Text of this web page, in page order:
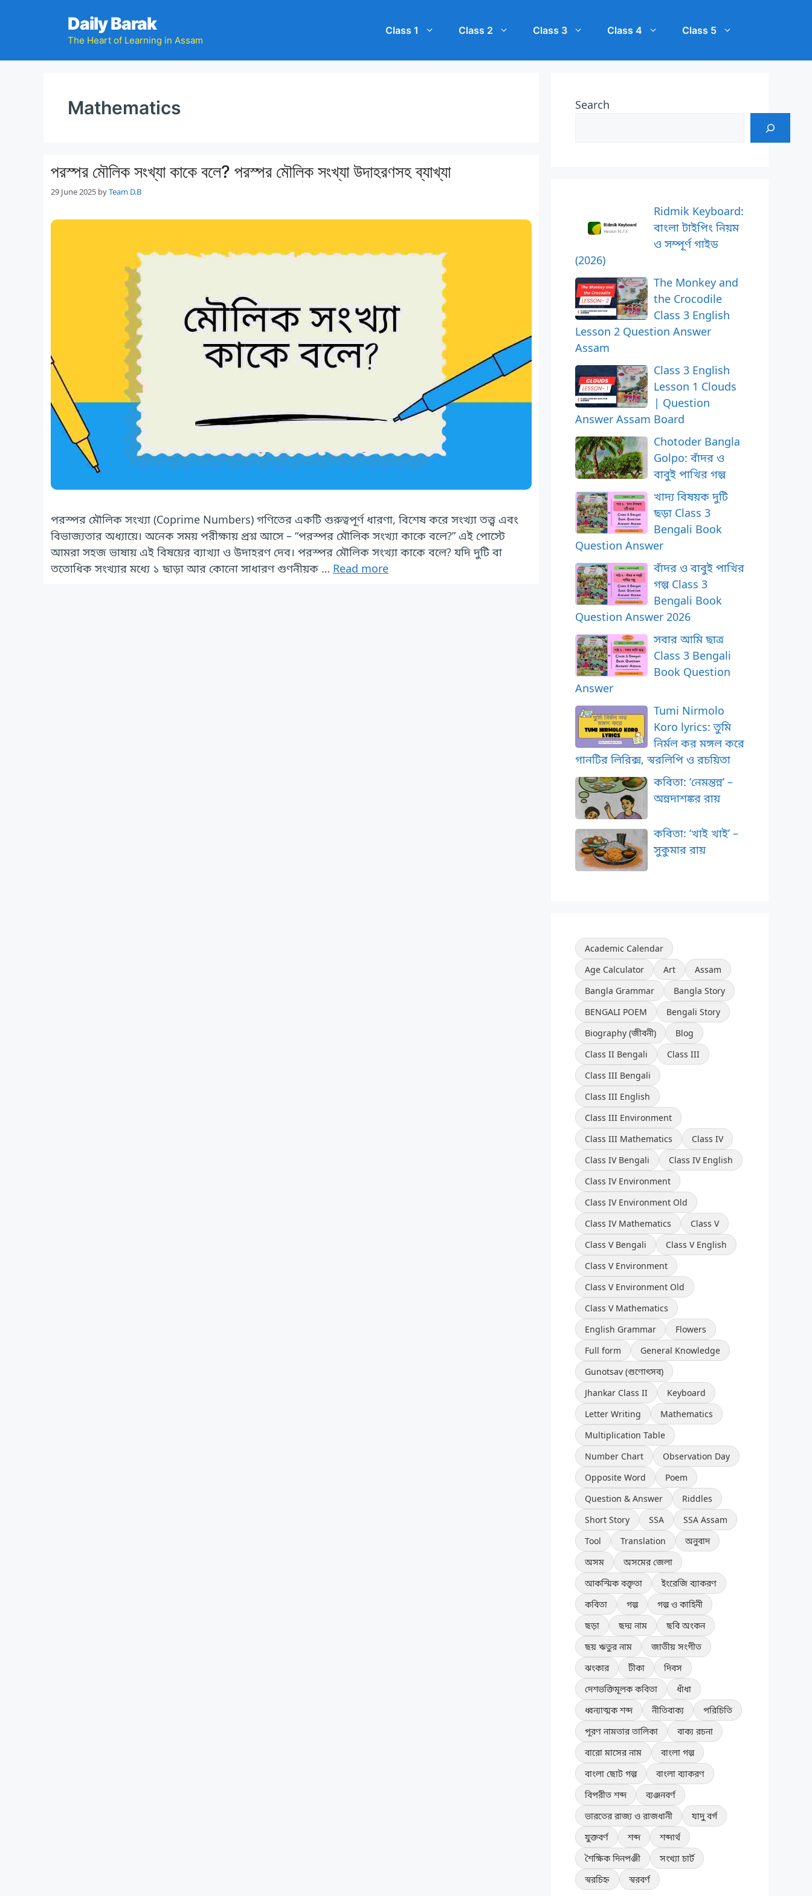
Daily Barak
The Heart of Learning in Assam
Class 1 Class 2 Class 3 Class 4 Class 5
Mathematics
পরস্পর মৌলিক সংখ্যা কাকে বলে? পরস্পর মৌলিক সংখ্যা উদাহরণসহ ব্যাখ্যা
29 June 2025 byTeam D.B
পরস্পর মৌলিক সংখ্যা (Coprime Numbers) গণিতের একটি গুরুত্বপূর্ণ ধারণা, বিশেষ করে সংখ্যা তত্ত্ব এবং
বিভাজ্যতার অধ্যায়ে। অনেক সময় পরীক্ষায় প্রশ্ন আসে – “পরস্পর মৌলিক সংখ্যা কাকে বলে?” এই পোস্টে
আমরা সহজ ভাষায় এই বিষয়ের ব্যাখ্যা ও উদাহরণ দেব। পরস্পর মৌলিক সংখ্যা কাকে বলে? যদি দুটি বা
ততোধিক সংখ্যার মধ্যে ১ ছাড়া আর কোনো সাধারণ গুণনীয়ক … Read more
Search
Ridmik Keyboard:
বাংলা টাইপিং নিয়ম
ও সম্পূর্ণ গাইড
(2026)
The Monkey and
the Crocodile
Class 3 English
Lesson 2 Question Answer
Assam
Class 3 English
Lesson 1 Clouds
| Question
Answer Assam Board
Chotoder Bangla
Golpo: বাঁদর ও
বাবুই পাখির গল্প
খাদ্য বিষয়ক দুটি
ছড়া Class 3
Bengali Book
Question Answer
বাঁদর ও বাবুই পাখির
গল্প Class 3
Bengali Book
Question Answer 2026
সবার আমি ছাত্র
Class 3 Bengali
Book Question
Answer
Tumi Nirmolo
Koro lyrics: তুমি
নির্মল কর মঙ্গল করে
গানটির লিরিক্স, স্বরলিপি ও রচয়িতা
কবিতা: ‘নেমন্তন্ন’ –
অন্নদাশঙ্কর রায়
কবিতা: ‘খাই খাই’ –
সুকুমার রায়
Academic Calendar
Age Calculator
Art
Assam
Bangla Grammar
Bangla Story
BENGALI POEM
Bengali Story
Biography (জীবনী)
Blog
Class II Bengali
Class III
Class III Bengali
Class III English
Class III Environment
Class III Mathematics
Class IV
Class IV Bengali
Class IV English
Class IV Environment
Class IV Environment Old
Class IV Mathematics
Class V
Class V Bengali
Class V English
Class V Environment
Class V Environment Old
Class V Mathematics
English Grammar
Flowers
Full form
General Knowledge
Gunotsav (গুণোৎসব)
Jhankar Class II
Keyboard
Letter Writing
Mathematics
Multiplication Table
Number Chart
Observation Day
Opposite Word
Poem
Question & Answer
Riddles
Short Story
SSA
SSA Assam
Tool
Translation
অনুবাদ
অসম
অসমের জেলা
আকস্মিক বক্তৃতা
ইংরেজি ব্যাকরণ
কবিতা
গল্প
গল্প ও কাহিনী
ছড়া
ছদ্ম নাম
ছবি অংকন
ছয় ঋতুর নাম
জাতীয় সংগীত
ঝংকার
টীকা
দিবস
দেশভক্তিমূলক কবিতা
ধাঁধা
ধ্বন্যাত্মক শব্দ
নীতিবাক্য
পরিচিতি
পূরণ নামতার তালিকা
বাক্য রচনা
বারো মাসের নাম
বাংলা গল্প
বাংলা ছোট গল্প
বাংলা ব্যাকরণ
বিপরীত শব্দ
ব্যঞ্জনবর্ণ
ভারতের রাজ্য ও রাজধানী
যাদু বর্গ
যুক্তবর্ণ
শব্দ
শব্দার্থ
শৈক্ষিক দিনপঞ্জী
সংখ্যা চার্ট
স্বরচিহ্ন
স্বরবর্ণ